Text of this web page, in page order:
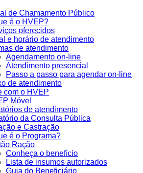
de Chamamento Público
é o HVEP?
oferecidos
e horário de atendimento
de atendimento
Agendamento on-line
Atendimento presencial
Passo a passo para agendar on-line
de atendimento
com o HVEP
Móvel
de atendimento
da Consulta Pública
e Castração
é o Programa?
Ração
Conheça o benefício
Lista de insumos autorizados
Guia do Beneficiário